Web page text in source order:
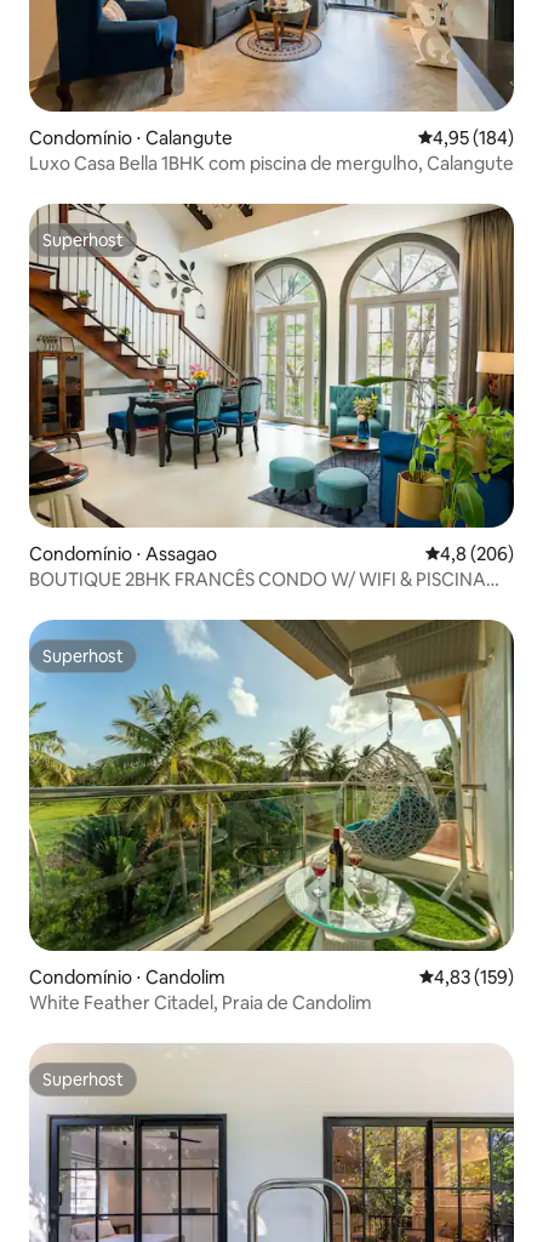
Condomínio ⋅ Calangute 4,95 de uma
4,95 (184)
Luxo Casa Bella 1BHK com piscina de mergulho, Calangute
Superhost
Superhost
Condomínio ⋅ Assagao 4,8 de uma
4,8 (206)
BOUTIQUE 2BHK FRANCÊS CONDO W/ WIFI & PISCINA
Superhost
Superhost
Condomínio ⋅ Candolim 4,83 de uma
4,83 (159)
White Feather Citadel, Praia de Candolim
Superhost
Superhost